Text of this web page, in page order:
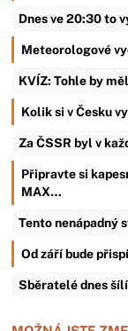
Dnes ve 20:30 to
Meteorologové
KVÍZ: Tohle by
Kolik si v Česku
Za ČSSR byl v
Připravte si
MAX…
Tento nenápadný
Od září bude
Sběratelé dnes